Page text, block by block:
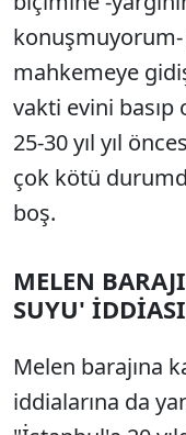
konuşmuyorum-
mahkemeye
vakti evini basıp
25-30 yıl yıl
çok kötü
boş.
MELEN
SUYU' İDDİASI
Melen barajına
iddialarına da